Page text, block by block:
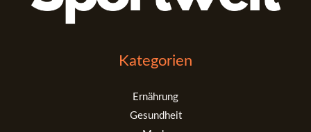
Kategorien
Ernährung
Gesundheit